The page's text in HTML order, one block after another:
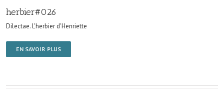
herbier#026
Dilectae. L'herbier d'Henriette
EN SAVOIR PLUS